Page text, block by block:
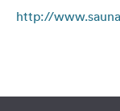
http://